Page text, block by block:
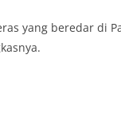
yang beredar di